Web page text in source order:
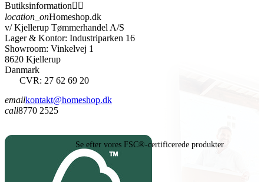
Butiksinformation 
location_onHomeshop.dk
v/ Kjellerup Tømmerhandel A/S
Lager & Kontor: Industriparken 16
Showroom: Vinkelvej 1
8620 Kjellerup
Danmark
CVR: 27 62 69 20
emailkontakt@homeshop.dk
call8770 2525
Se efter vores FSC®-certificerede produkter